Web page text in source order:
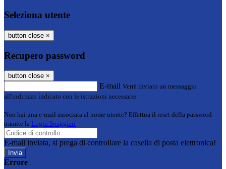
Seleziona utente
button close ×
Recupero password
button close ×
E-mail Verrà inviato un messaggio
all'indirizzo indicato con le istruzioni necessarie.
Non hai una e-mail associata al nome utente? Effettua il reset della password
tramite la Login Spaggiari
E-mail inviata, si prega di controllare la casella di posta elettronica!
Errore